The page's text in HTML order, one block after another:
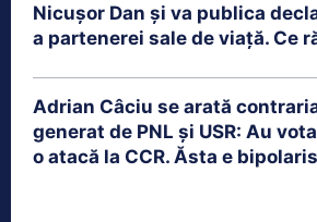
Nicușor Dan și va publica
a partenerei sale de viață. Ce
Adrian Câciu se arată
generat de PNL și USR: Au
o atacă la CCR. Ăsta e